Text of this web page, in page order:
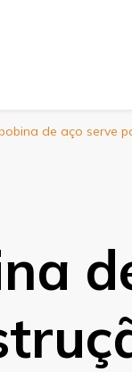
de aço serve